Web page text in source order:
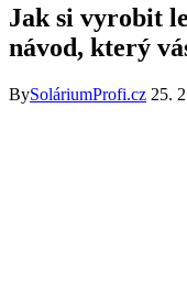
Jak si vyrobit
návod, který
BySoláriumProfi.cz 25.